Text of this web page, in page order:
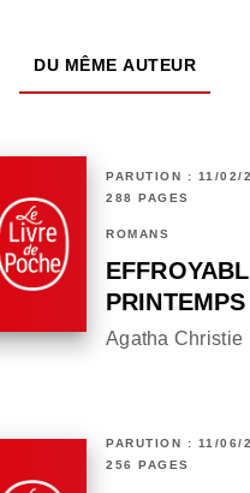
DU MÊME AUTEUR
PARUTION : 11/02/
288 PAGES
ROMANS
PRINTEMPS
Agatha Christie
PARUTION : 11/06/
256 PAGES